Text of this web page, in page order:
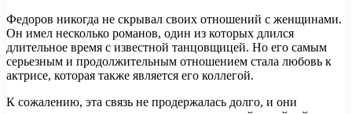
Федоров никогда не скрывал своих отношений с женщинами.
Он имел несколько романов, один из которых длился
длительное время с известной танцовщицей. Но его самым
серьезным и продолжительным отношением стала любовь к
актрисе, которая также является его коллегой.
К сожалению, эта связь не продержалась долго, и они